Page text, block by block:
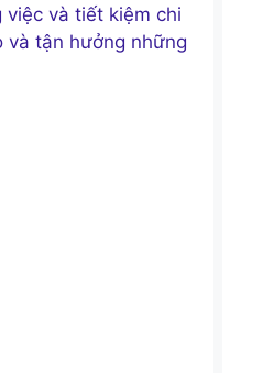
và tiết kiệm chi
và tận hưởng những